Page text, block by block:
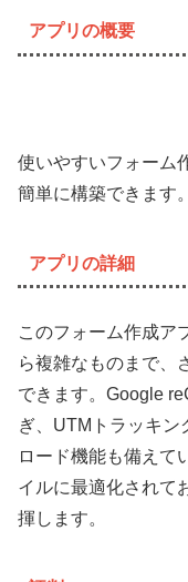
アプリの概要
使いやすいフォーム
簡単に構築できます。
アプリの詳細
このフォーム作成ア
ら複雑なものまで、
できます。Google
ぎ、UTMトラッキ
ロード機能も備えて
イルに最適化されて
揮します。